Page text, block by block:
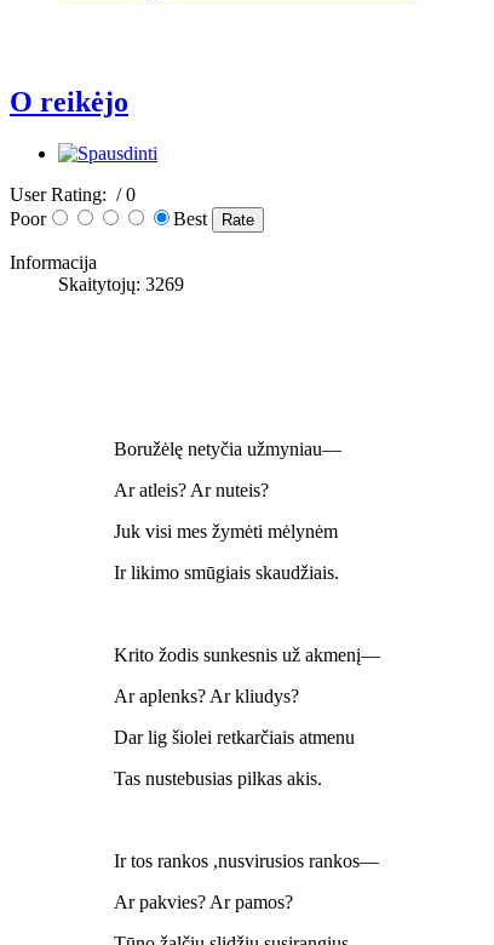
O reikėjo
User Rating: / 0
Poor
Best
Informacija
Skaitytojų: 3269
Boružėlę netyčia užmyniau—
Ar atleis? Ar nuteis?
Juk visi mes žymėti mėlynėm
Ir likimo smūgiais skaudžiais.
Krito žodis sunkesnis už akmenį—
Ar aplenks? Ar kliudys?
Dar lig šiolei retkarčiais atmenu
Tas nustebusias pilkas akis.
Ir tos rankos ,nusvirusios rankos—
Ar pakvies? Ar pamos?